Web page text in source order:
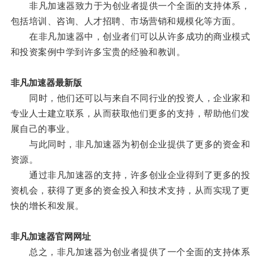
非凡加速器致力于为创业者提供一个全面的支持体系，
包括培训、咨询、人才招聘、市场营销和规模化等方面。
在非凡加速器中，创业者们可以从许多成功的商业模式
和投资案例中学到许多宝贵的经验和教训。
非凡加速器最新版
同时，他们还可以与来自不同行业的投资人，企业家和
专业人士建立联系，从而获取他们更多的支持，帮助他们发
展自己的事业。
与此同时，非凡加速器为初创企业提供了更多的资金和
资源。
通过非凡加速器的支持，许多创业企业得到了更多的投
资机会，获得了更多的资金投入和技术支持，从而实现了更
快的增长和发展。
非凡加速器官网网址
总之，非凡加速器为创业者提供了一个全面的支持体系